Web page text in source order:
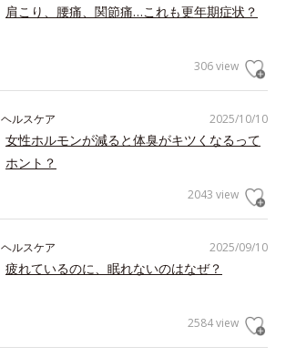
肩こり、腰痛、関節痛…これも更年期症状？
306 view
2025/10/10
ヘルスケア
女性ホルモンが減ると体臭がキツくなるって
ホント？
2043 view
2025/09/10
ヘルスケア
疲れているのに、眠れないのはなぜ？
2584 view